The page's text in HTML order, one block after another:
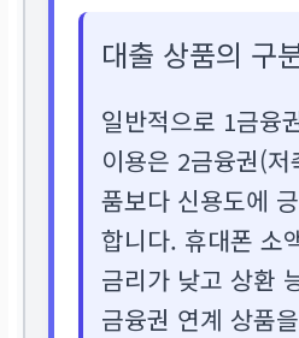
대출 상품의 구
일반적으로 1금융
이용은 2금융권(
품보다 신용도에
합니다. 휴대폰 소
금리가 낮고 상환
금융권 연계 상품